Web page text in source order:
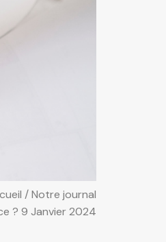
/ Notre journal
? 9 Janvier 2024